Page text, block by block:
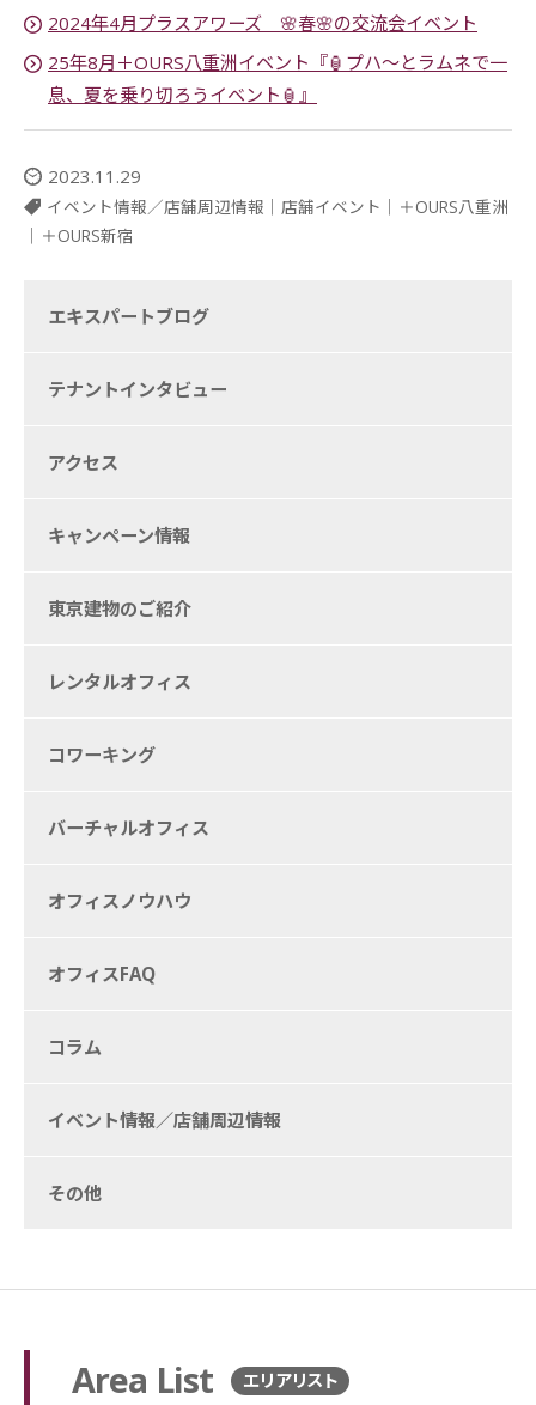
2024年4月プラスアワーズ 🌸春🌸の交流会イベント
25年8月＋OURS八重洲イベント『🏮プハ～とラムネで一
息、夏を乗り切ろうイベント🏮』
2023.11.29
イベント情報／店舗周辺情報 店舗イベント
＋OURS八重洲
＋OURS新宿
エキスパートブログ
テナントインタビュー
アクセス
キャンペーン情報
東京建物のご紹介
レンタルオフィス
コワーキング
バーチャルオフィス
オフィスノウハウ
オフィスFAQ
コラム
イベント情報／店舗周辺情報
その他
Area List エリアリスト